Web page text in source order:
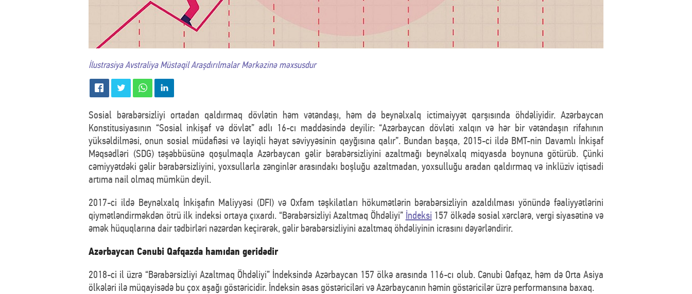
İlustrasiya Avstraliya Müstəqil Araşdırılmalar Mərkəzinə məxsusdur
Sosial bərabərsizliyi ortadan qaldırmaq dövlətin həm vətəndaşı, həm də beynəlxalq ictimaiyyət qarşısında öhdəliyidir. Azərbaycan
Konstitusiyasının “Sosial inkişaf və dövlət” adlı 16-cı maddəsində deyilir: “Azərbaycan dövləti xalqın və hər bir vətəndaşın rifahının
yüksəldilməsi, onun sosial müdafiəsi və layiqli həyat səviyyəsinin qayğısına qalır”. Bundan başqa, 2015-ci ildə BMT-nin Davamlı İnkişaf
Məqsədləri (SDG) təşəbbüsünə qoşulmaqla Azərbaycan gəlir bərabərsizliyini azaltmağı beynəlxalq miqyasda boynuna götürüb. Çünki
cəmiyyətdəki gəlir bərabərsizliyini, yoxsullarla zənginlər arasındakı boşluğu azaltmadan, yoxsulluğu aradan qaldırmaq və inklüziv iqtisadi
artıma nail olmaq mümkün deyil.
2017-ci ildə Beynəlxalq İnkişafın Maliyyəsi (DFI) və Oxfam təşkilatları hökumətlərin bərabərsizliyin azaldılması yönündə fəaliyyətlərini
qiymətləndirməkdən ötrü ilk indeksi ortaya çıxardı. “Bərabərsizliyi Azaltmaq Öhdəliyi” İndeksi 157 ölkədə sosial xərclərə, vergi siyasətinə və
əmək hüquqlarına dair tədbirləri nəzərdən keçirərək, gəlir bərabərsizliyini azaltmaq öhdəliyinin icrasını dəyərləndirir.
Azərbaycan Cənubi Qafqazda hamıdan geridədir
2018-ci il üzrə “Bərabərsizliyi Azaltmaq Öhdəliyi” İndeksində Azərbaycan 157 ölkə arasında 116-cı olub. Cənubi Qafqaz, həm də Orta Asiya
ölkələri ilə müqayisədə bu çox aşağı göstəricidir. İndeksin əsas göstəriciləri və Azərbaycanın həmin göstəricilər üzrə performansına baxaq.